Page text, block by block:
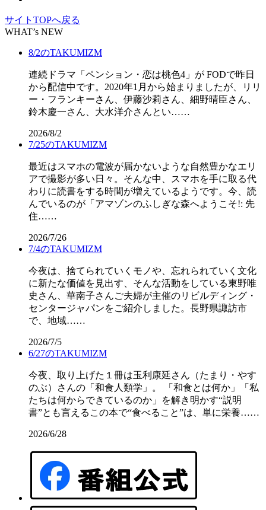
サイトTOPへ戻る
WHAT’s NEW
8/2のTAKUMIZM
連続ドラマ「ペンション・恋は桃色4」が FODで昨日
から配信中です。2020年1月から始まりましたが、リリ
ー・フランキーさん、伊藤沙莉さん、細野晴臣さん、
鈴木慶一さん、大水洋介さんとい……
2026/8/2
7/25のTAKUMIZM
最近はスマホの電波が届かないような自然豊かなエリ
アで撮影が多い日々。そんな中、スマホを手に取る代
わりに読書をする時間が増えているようです。今、読
んでいるのが「アマゾンのふしぎな森へようこそ!: 先
住……
2026/7/26
7/4のTAKUMIZM
今夜は、捨てられていくモノや、忘れられていく文化
に新たな価値を見出す、そんな活動をしている東野唯
史さん、華南子さんご夫婦が主催のリビルディング・
センタージャパンをご紹介しました。長野県諏訪市
で、地域……
2026/7/5
6/27のTAKUMIZM
今夜、取り上げた１冊は玉利康延さん（たまり・やす
のぶ）さんの「和食人類学」。 「和食とは何か」「私
たちは何からできているのか」を解き明かす“説明
書”とも言えるこの本で“食べること”は、単に栄養……
2026/6/28